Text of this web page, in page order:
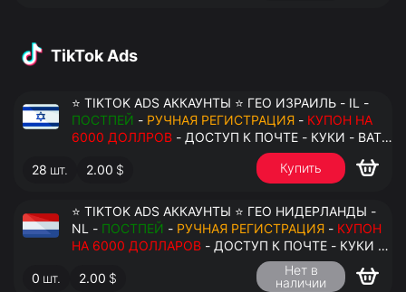
TikTok Ads
⭐ TIKTOK ADS АККАУНТЫ ⭐ ГЕО ИЗРАИЛЬ - IL -
ПОСТПЕЙ - РУЧНАЯ РЕГИСТРАЦИЯ - КУПОН НА
6000 ДОЛЛРОВ
ЗАПОЛНЕН - ПЕРЕДАЧА В АНТИДЕТЕКТ
28 шт. 2.00 $ Купить
⭐ TIKTOK ADS АККАУНТЫ ⭐ ГЕО НИДЕРЛАНДЫ -
NL - ПОСТПЕЙ - РУЧНАЯ РЕГИСТРАЦИЯ - КУПОН
НА 6000 ДОЛЛАРОВ - ДОСТУП К ПОЧТЕ - КУКИ -
ВАТ ЗАПОЛНЕН - ПЕРЕДАЧА В АНТИДЕТЕКТ
0 шт. 2.00 $
Нет в
наличии